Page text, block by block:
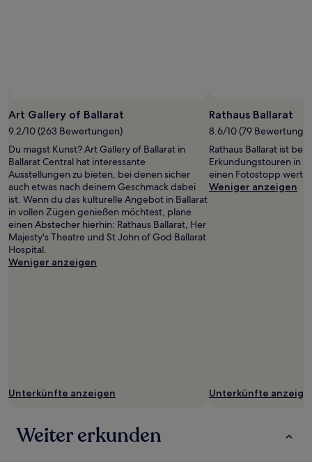
Art Gallery of Ballarat
9.2/10 (263 Bewertungen)
Du magst Kunst? Art Gallery of Ballarat in
Ballarat Central hat interessante
Ausstellungen zu bieten, bei denen sicher
auch etwas nach deinem Geschmack dabei
ist. Wenn du das kulturelle Angebot in Ballarat
in vollen Zügen genießen möchtest, plane
einen Abstecher hierhin: Rathaus Ballarat, Her
Majesty's Theatre und St John of God Ballarat
Hospital.
Weniger anzeigen
Unterkünfte anzeigen
Rathaus Ballarat
8.6/10 (79
Rathaus Ballarat ist bei
Erkundungstouren in
einen Fotostopp wert.
Weniger anzeigen
Unterkünfte
Weiter erkunden